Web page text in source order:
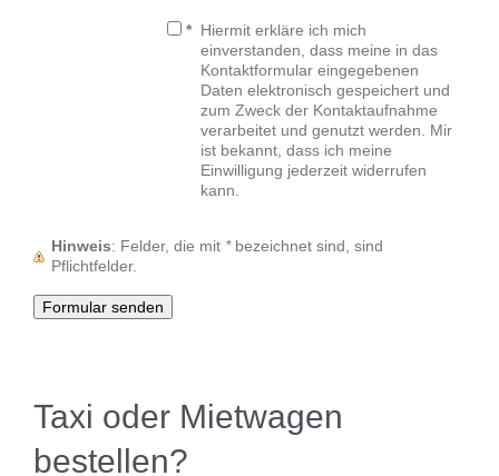
* Hiermit erkläre ich mich
einverstanden, dass meine in das
Kontaktformular eingegebenen
Daten elektronisch gespeichert und
zum Zweck der Kontaktaufnahme
verarbeitet und genutzt werden. Mir
ist bekannt, dass ich meine
Einwilligung jederzeit widerrufen
kann.
Hinweis : Felder, die mit *bezeichnet sind, sind
Pflichtfelder.
Taxi oder Mietwagen
bestellen?